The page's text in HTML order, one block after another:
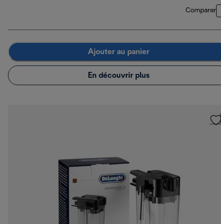
Comparer
Ajouter au panier
En découvrir plus